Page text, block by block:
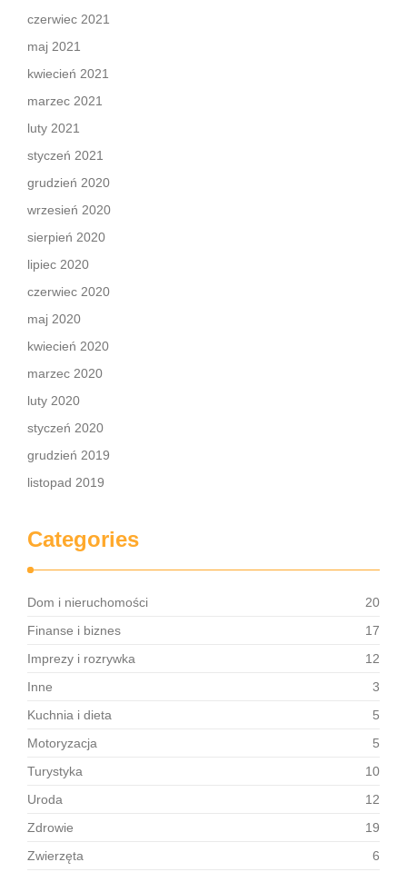
czerwiec 2021
maj 2021
kwiecień 2021
marzec 2021
luty 2021
styczeń 2021
grudzień 2020
wrzesień 2020
sierpień 2020
lipiec 2020
czerwiec 2020
maj 2020
kwiecień 2020
marzec 2020
luty 2020
styczeń 2020
grudzień 2019
listopad 2019
Categories
Dom i nieruchomości
20
Finanse i biznes
17
Imprezy i rozrywka
12
Inne
3
Kuchnia i dieta
5
Motoryzacja
5
Turystyka
10
Uroda
12
Zdrowie
19
Zwierzęta
6